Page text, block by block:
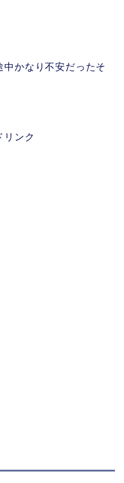
かなり不安だったそ
リンク